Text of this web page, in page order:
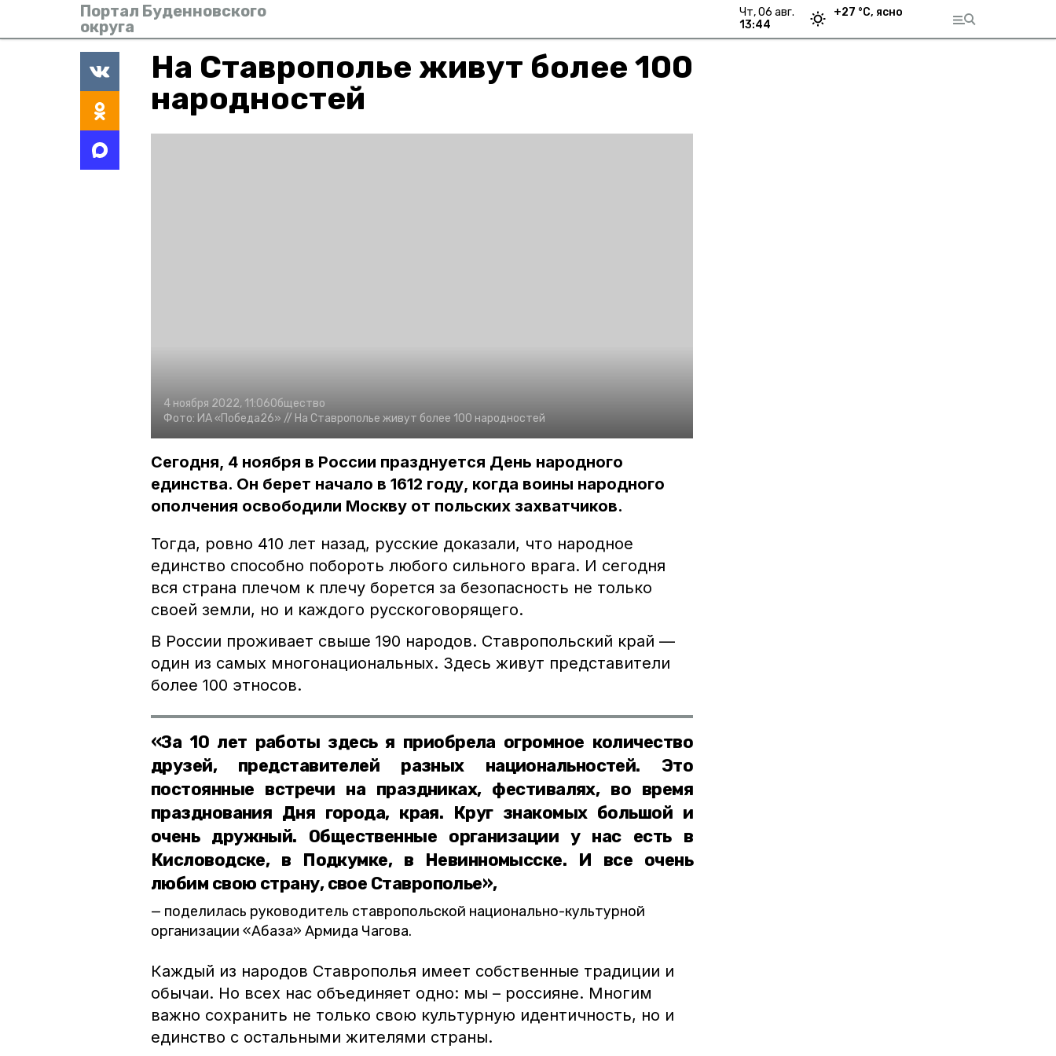
Портал Буденновского
округа
чт, 06 авг.
13:44
+27 °С, ясно
На Ставрополье живут более 100
народностей
4 ноября 2022, 11:06Общество
Фото: ИА «Победа26» // На Ставрополье живут более 100 народностей
Сегодня, 4 ноября в России празднуется День народного
единства. Он берет начало в 1612 году, когда воины народного
ополчения освободили Москву от польских захватчиков.
Тогда, ровно 410 лет назад, русские доказали, что народное
единство способно побороть любого сильного врага. И сегодня
вся страна плечом к плечу борется за безопасность не только
своей земли, но и каждого русскоговорящего.
В России проживает свыше 190 народов. Ставропольский край —
один из самых многонациональных. Здесь живут представители
более 100 этносов.
«За 10 лет работы здесь я приобрела огромное количество
друзей, представителей разных национальностей. Это
постоянные встречи на праздниках, фестивалях, во время
празднования Дня города, края. Круг знакомых большой и
очень дружный. Общественные организации у нас есть в
Кисловодске, в Подкумке, в Невинномысске. И все очень
любим свою страну, свое Ставрополье»,
поделилась руководитель ставропольской национально-культурной
организации «Абаза» Армида Чагова.
Каждый из народов Ставрополья имеет собственные традиции и
обычаи. Но всех нас объединяет одно: мы – россияне. Многим
важно сохранить не только свою культурную идентичность, но и
единство с остальными жителями страны.